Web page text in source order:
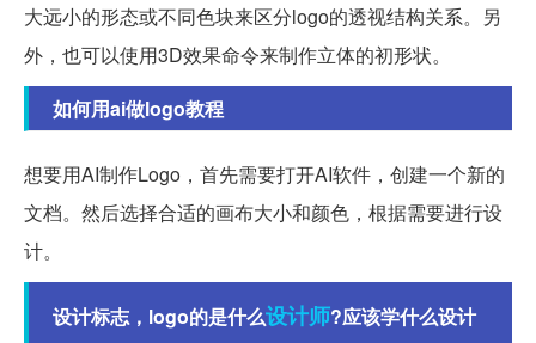
大远小的形态或不同色块来区分logo的透视结构关系。另
外，也可以使用3D效果命令来制作立体的初形状。
如何用ai做logo教程
想要用AI制作Logo，首先需要打开AI软件，创建一个新的
文档。然后选择合适的画布大小和颜色，根据需要进行设
计。
设计标志，logo的是什么设计师?应该学什么设计